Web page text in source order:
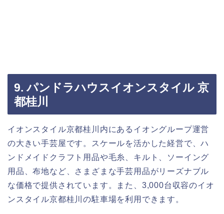
9. パンドラハウスイオンスタイル 京
都桂川
イオンスタイル京都桂川内にあるイオングループ運営
の大きい手芸屋です。スケールを活かした経営で、ハ
ンドメイドクラフト用品や毛糸、キルト、ソーイング
用品、布地など、さまざまな手芸用品がリーズナブル
な価格で提供されています。また、3,000台収容のイオ
ンスタイル京都桂川の駐車場を利用できます。